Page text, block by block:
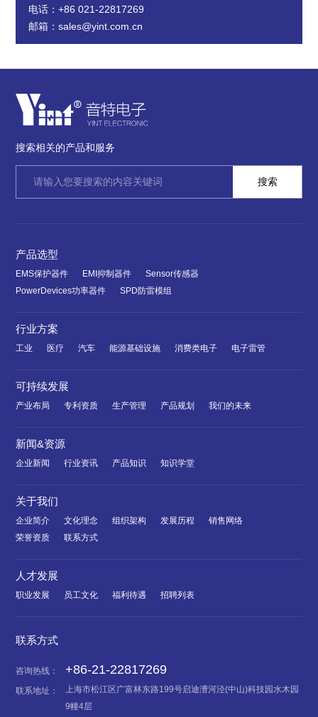
电话：+86 021-22817269
邮箱：sales@yint.com.cn
搜索相关的产品和服务
产品选型
EMS保护器件 EMI抑制器件
Sensor传感器
PowerDevices功率器件
SPD防雷模组
行业方案
工业 医疗 汽车 能源基础设施 消费类电子 电子雷管
可持续发展
产业布局 专利资质 生产管理 产品规划 我们的未来
新闻&资源
企业新闻 行业资讯 产品知识 知识学堂
关于我们
企业简介 文化理念 组织架构 发展历程
销售网络
荣誉资质
联系方式
人才发展
职业发展 员工文化 福利待遇 招聘列表
联系方式
咨询热线： +86-21-22817269
联系地址：
上海市松江区广富林东路199号启迪漕河泾(中山)科技园水木园
9幢4层